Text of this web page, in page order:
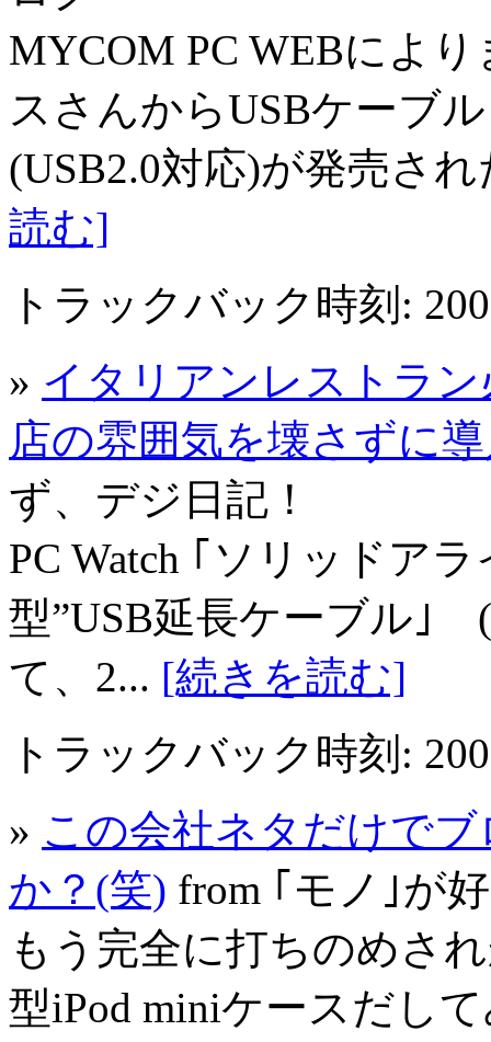
MYCOM PC WEBによ
スさんからUSBケーブ
(USB2.0対応)が発売さ
読む]
トラックバック時刻:
» イタリアンレストラ
店の雰囲気を壊さずに
ず、デジ日記！
PC Watch ｢ソリッドア
型”USB延長ケーブル｣
て、2... [続きを読む]
トラックバック時刻:
» この会社ネタだけで
か？(笑) from ｢モノ｣が
もう完全に打ちのめさ
型iPod miniケースだし